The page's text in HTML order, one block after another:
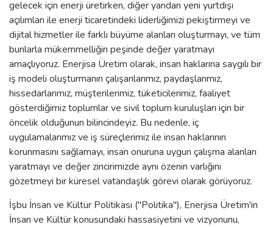
gelecek için enerji üretirken, diğer yandan yeni yurtdışı
açılımları ile enerji ticaretindeki liderliğimizi pekiştirmeyi ve
dijital hizmetler ile farklı büyüme alanları oluşturmayı, ve tüm
bunlarla mükemmelliğin peşinde değer yaratmayı
amaçlıyoruz. Enerjisa Üretim olarak, insan haklarına saygılı bir
iş modeli oluşturmanın çalışanlarımız, paydaşlarımız,
hissedarlarımız, müşterilerimiz, tüketicilerimiz, faaliyet
gösterdiğimiz toplumlar ve sivil toplum kuruluşları için bir
öncelik olduğunun bilincindeyiz. Bu nedenle, iç
uygulamalarımız ve iş süreçlerimiz ile insan haklarının
korunmasını sağlamayı, insan onuruna uygun çalışma alanları
yaratmayı ve değer zincirimizde aynı özenin varlığını
gözetmeyi bir küresel vatandaşlık görevi olarak görüyoruz.
İşbu İnsan ve Kültür Politikası ("Politika"), Enerjisa Üretim'in
İnsan ve Kültür konusundaki hassasiyetini ve vizyonunu,